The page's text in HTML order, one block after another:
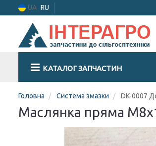
UA RU
КАТАЛОГ ЗАПЧАСТИН
Головна Система змазки DK-0007
Маслянка пряма